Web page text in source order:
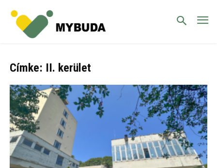
Címke: II. kerület